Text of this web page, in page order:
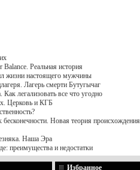
Balance. Реальная история
жизни настоящего мужчины
Лагерь смерти Бутугычаг
легализовать все что угодно
Церковь и КГБ
бесконечности. Новая теория происхождения
Наша Эра
преимущества и недостатки
Избранное